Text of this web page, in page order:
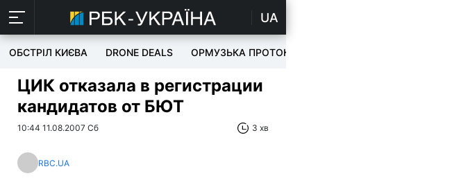
UA
ОБСТРІЛ КИЄВА DRONE DEALS ОРМУЗЬКА ПРОТОКА
ЦИК отказала в регистрации
кандидатов от БЮТ
10:44 11.08.2007 Сб 3 хв
RBC.UA